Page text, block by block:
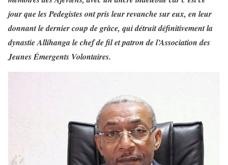
jour que les Pedegistes ont pris leur revanche sur eux, en leur
donnant le dernier coup de grâce, qui détruit définitivement la
dynastie Allihanga le chef de fil et patron de l’Association des
Jeunes Émergents Volontaires.